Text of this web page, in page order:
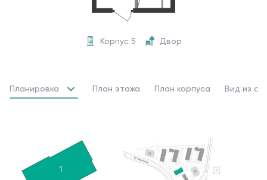
Корпус 5 Двор
Планировка План этажа План корпуса Вид из